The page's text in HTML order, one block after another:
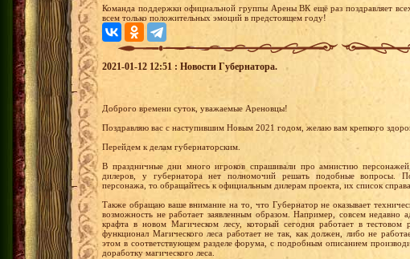
Команда поддержки официальной группы Арены ВК ещё раз поздравляет
всем только положительных эмоций в предстоящем году!
2021-01-12 12:51 : Новости Губернатора.
Доброго времени суток, уважаемые Ареновцы!
Поздравляю вас с наступившим Новым 2021 годом, желаю вам крепкого
Перейдем к делам губернаторским.
В праздничные дни много игроков спрашивали про амнистию
дилеров, у губернатора нет полномочий решать подобные вопросы.
персонажа, то обращайтесь к официальным дилерам проекта, их список
Также обращаю ваше внимание на то, что Губернатор не оказывает
возможность не работает заявленным образом. Например, совсем недавно
крафта в новом Магическом лесу, который сегодня работает в
функционал Магического леса работает не так, как должен, либо не
этом в соответствующем разделе форума, с подробным описанием
доработку магического леса.